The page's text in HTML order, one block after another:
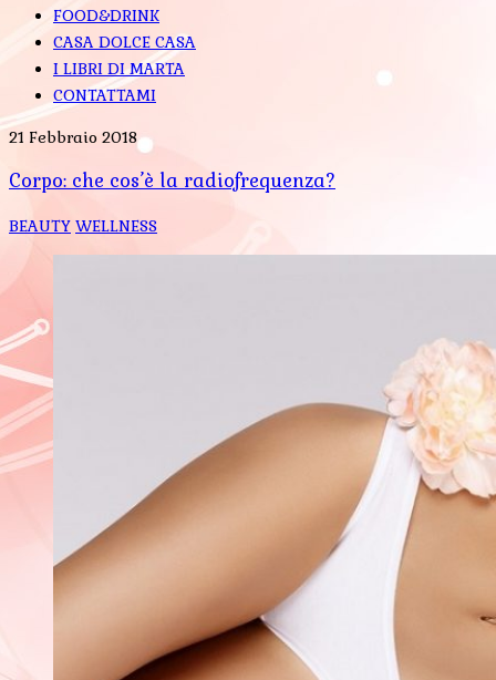
FOOD&DRINK
CASA DOLCE CASA
I LIBRI DI MARTA
CONTATTAMI
21 Febbraio 2018
Corpo: che cos’è la radiofrequenza?
BEAUTY WELLNESS